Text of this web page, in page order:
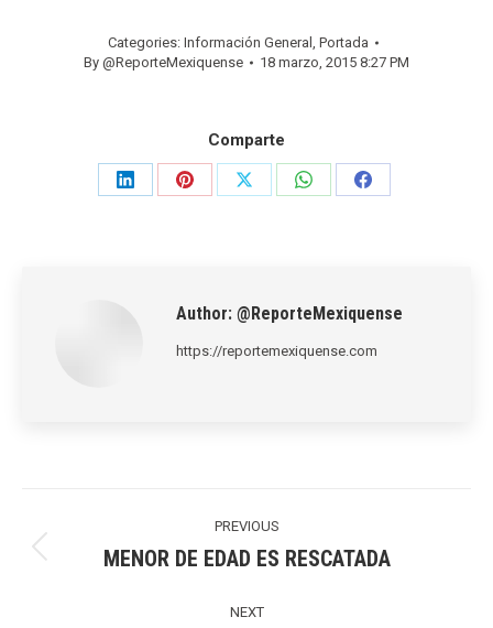
Categories: Información General , Portada
By @ReporteMexiquense 18 marzo, 2015 8:27 PM
Comparte
Share
Share
Share
Share
Share
Author: @ReporteMexiquense
https://reportemexiquense.com
navigation
PREVIOUS
Previous
MENOR DE EDAD ES RESCATADA
NEXT